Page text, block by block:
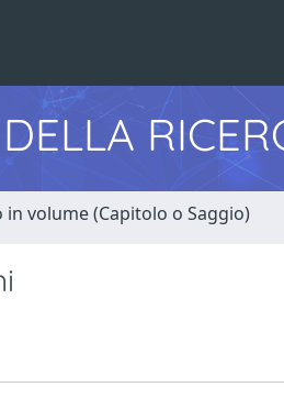
volume (Capitolo o Saggio)